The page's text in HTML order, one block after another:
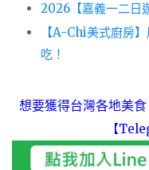
2026【嘉義一二日
【A-Chi美式廚房
吃！
想要獲得台灣各地美
【